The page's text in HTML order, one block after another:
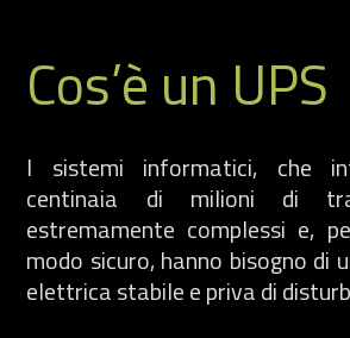
Cos’è un UPS
I sistemi informatici, che
centinaia di milioni di
estremamente complessi e,
modo sicuro, hanno bisogno di
elettrica stabile e priva di